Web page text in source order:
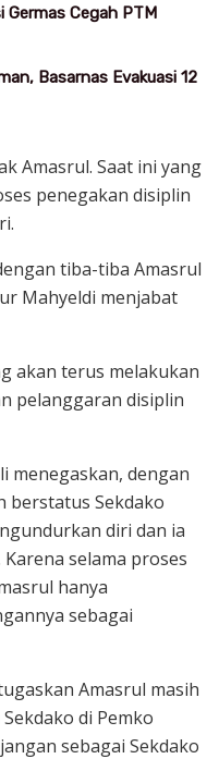
Germas Cegah PTM
Basarnas Evakuasi 12
Amasrul. Saat ini yang
penegakan disiplin
tiba-tiba Amasrul
Mahyeldi menjabat
akan terus melakukan
pelanggaran disiplin
menegaskan, dengan
berstatus Sekdako
diri dan ia
selama proses
hanya
sebagai
Amasrul masih
di Pemko
sebagai Sekdako